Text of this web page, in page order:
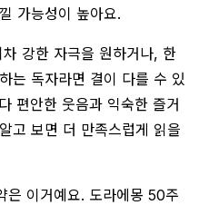
가능성이 높아요.
강한 자극을 원하거나, 한
는 독자라면 결이 다를 수 있
편안한 웃음과 익숙한 즐거
고 보면 더 만족스럽게 읽을
은 이거예요. 도라에몽 50주